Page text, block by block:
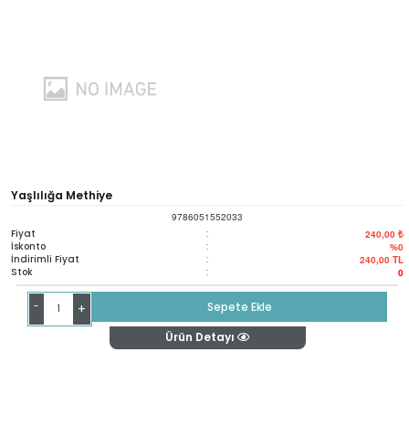
Yaşlılığa Methiye
9786051552033
Fiyat : 240,00 ₺
İskonto : %0
İndirimli Fiyat : 240,00 TL
Stok : 0
- +
Sepete Ekle
Ürün Detayı